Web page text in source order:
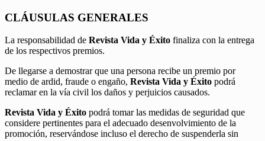
CLÁUSULAS GENERALES
La responsabilidad de Revista Vida y Éxito finaliza con la entrega
de los respectivos premios.
De llegarse a demostrar que una persona recibe un premio por
medio de ardid, fraude o engaño, Revista Vida y Éxito podrá
reclamar en la vía civil los daños y perjuicios causados.
Revista Vida y Éxito podrá tomar las medidas de seguridad que
considere pertinentes para el adecuado desenvolvimiento de la
promoción, reservándose incluso el derecho de suspenderla sin